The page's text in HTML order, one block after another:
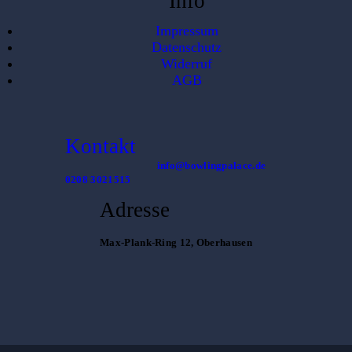
Impressum
Datenschutz
Widerruf
AGB
Kontakt
0208 3021515
info@bowlingpalace.de
Adresse
Max-Plank-Ring 12, Oberhausen